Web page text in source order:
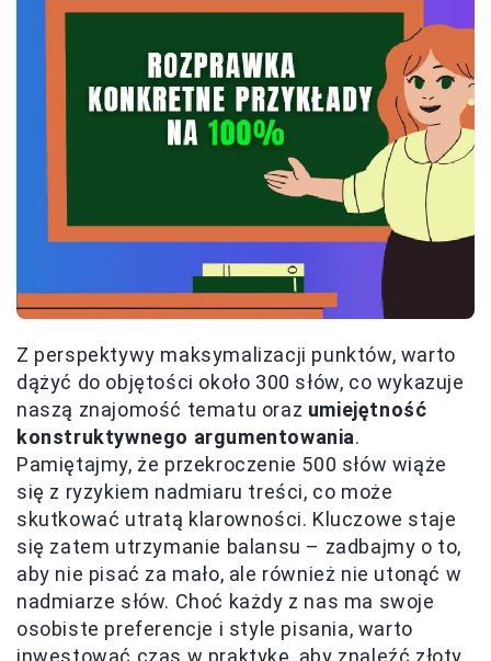
Z perspektywy maksymalizacji punktów, warto
dążyć do objętości około 300 słów, co wykazuje
naszą znajomość tematu oraz umiejętność
konstruktywnego argumentowania.
Pamiętajmy, że przekroczenie 500 słów wiąże
się z ryzykiem nadmiaru treści, co może
skutkować utratą klarowności. Kluczowe staje
się zatem utrzymanie balansu – zadbajmy o to,
aby nie pisać za mało, ale również nie utonąć w
nadmiarze słów. Choć każdy z nas ma swoje
osobiste preferencje i style pisania, warto
inwestować czas w praktykę, aby znaleźć złoty